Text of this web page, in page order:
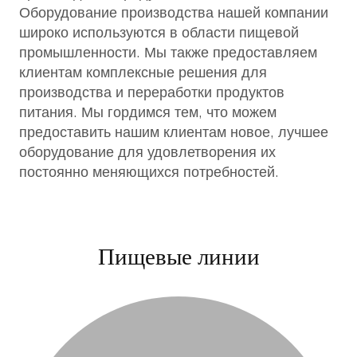
Оборудование производства нашей компании
широко используются в области пищевой
промышленности. Мы также предоставляем
клиентам комплексные решения для
производства и переработки продуктов
питания. Мы гордимся тем, что можем
предоставить нашим клиентам новое, лучшее
оборудование для удовлетворения их
постоянно меняющихся потребностей.
Пищевые линии